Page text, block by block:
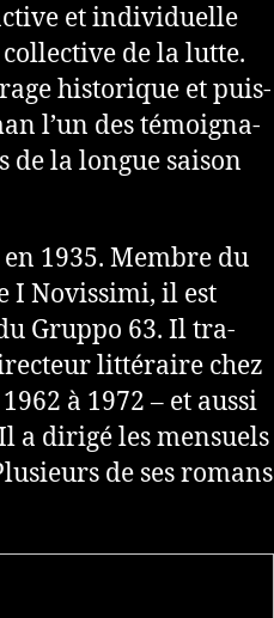
et indi­vi­duelle
de la lutte.
his­to­ri­que et puis­
l’un des témoi­gna­
de la longue saison
1935. Membre du
I Novissimi, il est
Gruppo 63. Il tra­
lit­té­raire chez
à 1972 – et aussi
a dirigé les men­suels
de ses romans